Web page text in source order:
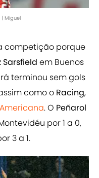
Miguel
competição porque
Sarsfield em Buenos
terminou sem gols
como o Racing,
. O Peñarol
por 1 a 0,
3 a 1.